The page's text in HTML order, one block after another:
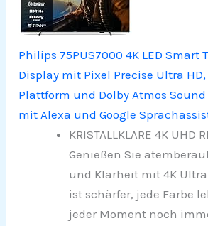
Philips 75PUS7000 4K LED Smart
Display mit Pixel Precise Ultra HD,
Plattform und Dolby Atmos
mit Alexa und Google
KRISTALLKLARE 4K UHD
Genießen Sie
und Klarheit mit 4K Ultra
ist schärfer, jede Farbe
jeder Moment noch